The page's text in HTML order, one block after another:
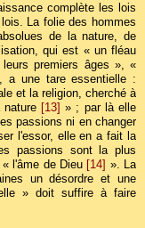
complète les lois
La folie des hommes
de la nature, de
qui est « un fléau
premiers âges », «
a une tare essentielle :
et la religion, cherché à
[13] » ; par là elle
passions ni en changer
l'essor, elle en a fait la
passions sont la plus
l'âme de Dieu [14] ». La
un désordre et une
» doit suffire à faire